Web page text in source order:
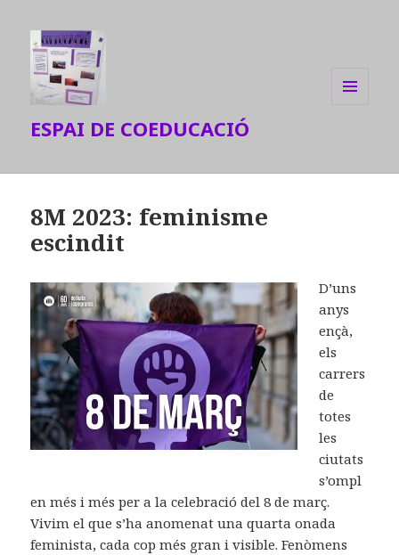
ESPAI DE COEDUCACIÓ
8M 2023: feminisme
escindit
D’uns
anys
ençà,
els
carrers
de
totes
les
ciutats
s’ompl
en més i més per a la celebració del 8 de març.
Vivim el que s’ha anomenat una quarta onada
feminista, cada cop més gran i visible. Fenòmens